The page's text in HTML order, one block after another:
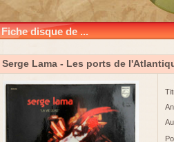
Fiche disque de ...
Serge Lama - Les ports de